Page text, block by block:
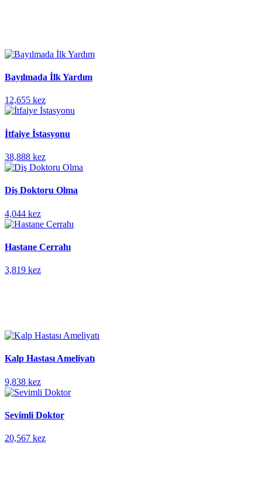
Bayılmada İlk Yardım
12,655 kez
İtfaiye İstasyonu
38,888 kez
Diş Doktoru Olma
4,044 kez
Hastane Cerrahı
3,819 kez
Kalp Hastası Ameliyatı
9,838 kez
Sevimli Doktor
20,567 kez